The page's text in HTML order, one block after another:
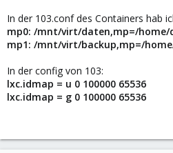
In der 103.conf des Containers hab
mp0: /mnt/virt/daten,mp=/home/
mp1: /mnt/virt/backup,mp=/
In der config von 103:
lxc.idmap = u 0 100000 65536
lxc.idmap = g 0 100000 65536